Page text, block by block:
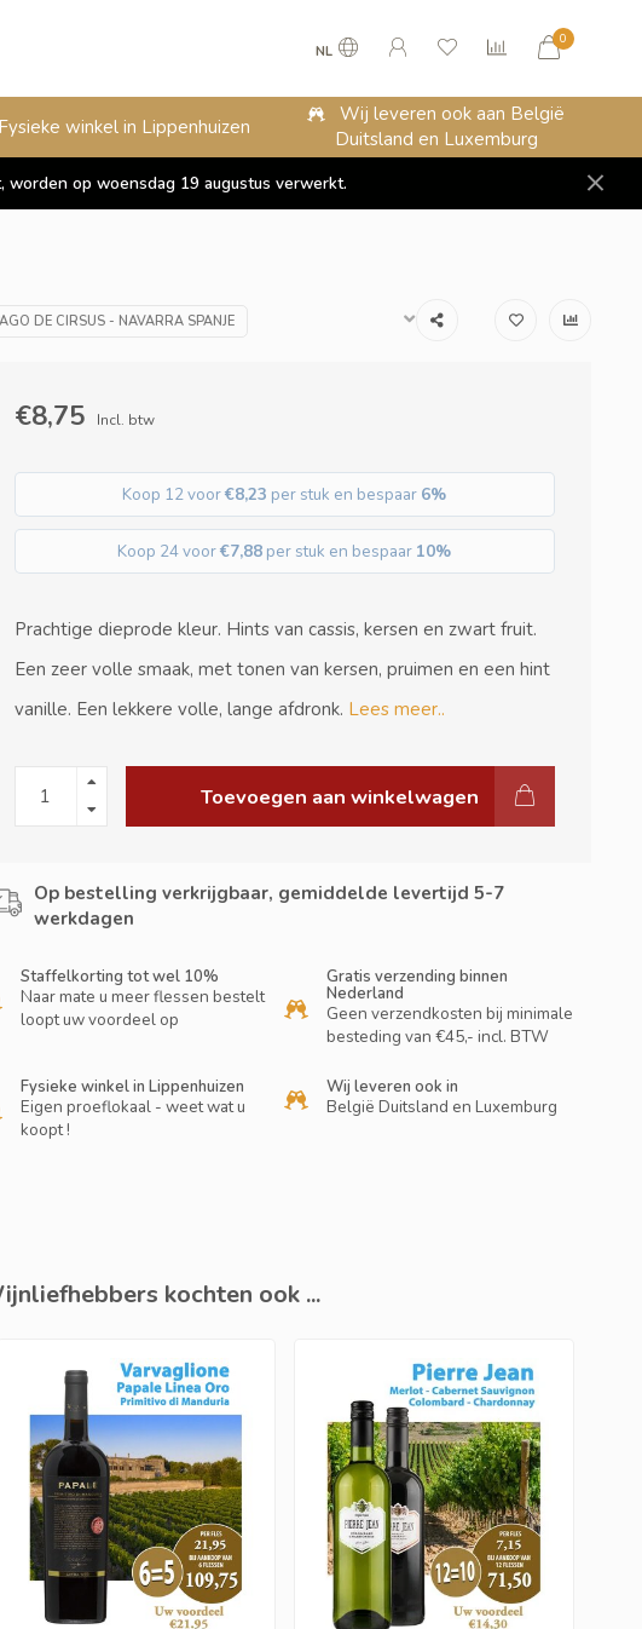
NL
0
Fysieke winkel in Lippenhuizen
Wij leveren ook aan België
Duitsland en Luxemburg
op woensdag 19 augustus verwerkt.
DE CIRSUS - NAVARRA SPANJE
€8,75 Incl. btw
Koop 12 voor€8,23 per stuk en bespaar 6%
Koop 24 voor€7,88 per stuk en bespaar 10%
Prachtige dieprode kleur. Hints van cassis, kersen en zwart fruit.
Een zeer volle smaak, met tonen van kersen, pruimen en een hint
vanille. Een lekkere volle, lange afdronk. Lees meer..
Toevoegen aan winkelwagen
Op bestelling verkrijgbaar, gemiddelde levertijd 5-7
werkdagen
Staffelkorting tot wel 10%
Naar mate u meer flessen bestelt
loopt uw voordeel op
Gratis verzending binnen
Nederland
Geen verzendkosten bij minimale
besteding van €45,- incl. BTW
Fysieke winkel in Lippenhuizen
Eigen proeflokaal - weet wat u
koopt !
Wij leveren ook in
België Duitsland en Luxemburg
kochten ook ...